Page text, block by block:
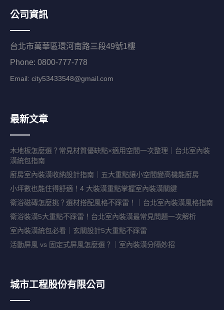
公司資訊
台北市萬華區環河南路三段49號1樓
Phone: 0800-777-778
Email: city53433548@gmail.com
最新文章
木地板怎麼選？常見材質優缺點×適用空間一次整理｜台北室內裝
潢統包指南
廚房室內裝潢收納設計指南｜五大重點讓小空間變高機能廚房
小坪數也能住得舒適！4 大裝潢重點掌握室內裝潢關鍵
衛浴磁磚怎麼挑？選材搭配風格不踩雷！｜台北室內裝潢風格指南
衛浴裝潢5大重點不踩雷！台北室內裝潢最常見問題一次解析
室內裝潢統包必看｜玄關設計5大重點不踩雷
活動屏風 vs 固定式屏風怎麼選？｜室內裝潢分隔妙招
城市工程股份有限公司